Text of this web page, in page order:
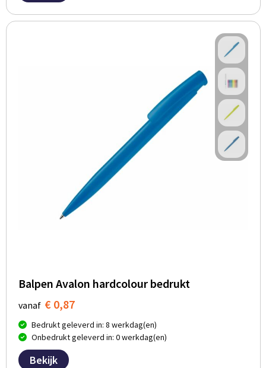
Balpen Avalon hardcolour bedrukt
vanaf € 0,87
Bedrukt geleverd in: 8 werkdag(en)
Onbedrukt geleverd in: 0 werkdag(en)
Bekijk